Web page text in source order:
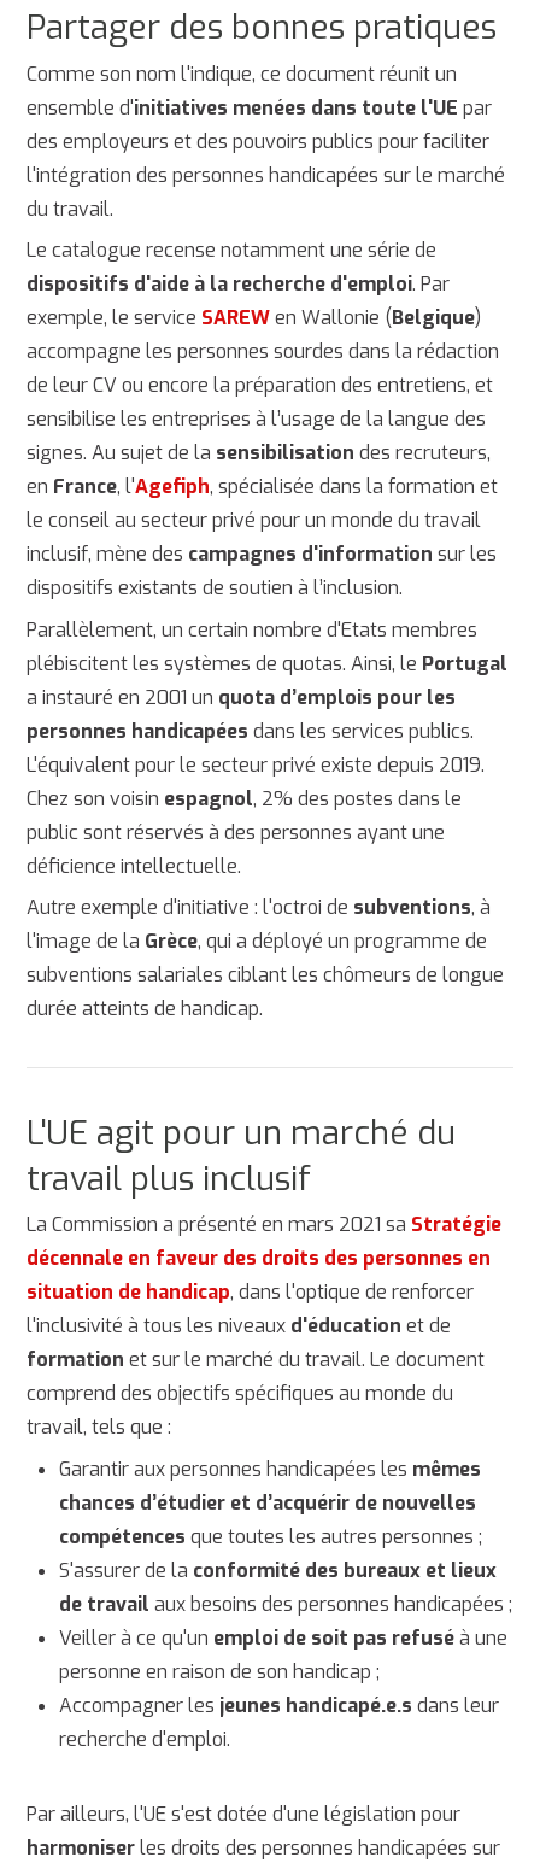
Partager des bonnes pratiques
Comme son nom l'indique, ce document réunit un
ensemble d'initiatives menées dans toute l'UE par
des employeurs et des pouvoirs publics pour faciliter
l'intégration des personnes handicapées sur le marché
du travail.
Le catalogue recense notamment une série de
dispositifs d'aide à la recherche d'emploi. Par
exemple, le service SAREWen Wallonie (Belgique)
accompagne les personnes sourdes dans la rédaction
de leur CV ou encore la préparation des entretiens, et
sensibilise les entreprises à l’usage de la langue des
signes. Au sujet de la sensibilisation des recruteurs,
en France, l'Agefiph, spécialisée dans la formation et
le conseil au secteur privé pour un monde du travail
inclusif, mène des campagnes d'information sur les
dispositifs existants de soutien à l’inclusion.
Parallèlement, un certain nombre d'Etats membres
plébiscitent les systèmes de quotas. Ainsi, le Portugal
a instauré en 2001 un quota d’emplois pour les
personnes handicapées dans les services publics.
L'équivalent pour le secteur privé existe depuis 2019.
Chez son voisin espagnol, 2% des postes dans le
public sont réservés à des personnes ayant une
déficience intellectuelle.
Autre exemple d'initiative : l'octroi de subventions, à
l'image de la Grèce, qui a déployé un programme de
subventions salariales ciblant les chômeurs de longue
durée atteints de handicap.
L'UE agit pour un marché du
travail plus inclusif
La Commission a présenté en mars 2021 sa Stratégie
décennale en faveur des droits des personnes en
situation de handicap, dans l'optique de renforcer
l'inclusivité à tous les niveaux d'éducation et de
formation et sur le marché du travail. Le document
comprend des objectifs spécifiques au monde du
travail, tels que :
Garantir aux personnes handicapées les mêmes
chances d’étudier et d’acquérir de nouvelles
compétences que toutes les autres personnes ;
S'assurer de la conformité des bureaux et lieux
de travail aux besoins des personnes handicapées ;
Veiller à ce qu'un emploi de soit pas refuséà une
personne en raison de son handicap ;
Accompagner les jeunes handicapé.e.s dans leur
recherche d'emploi.
Par ailleurs, l'UE s'est dotée d'une législation pour
harmoniserles droits des personnes handicapées sur